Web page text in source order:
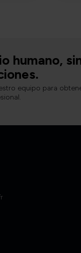
humano,
equipo para